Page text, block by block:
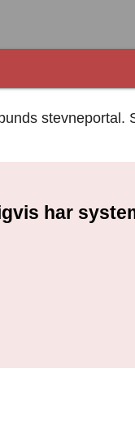
stevneportal.
har